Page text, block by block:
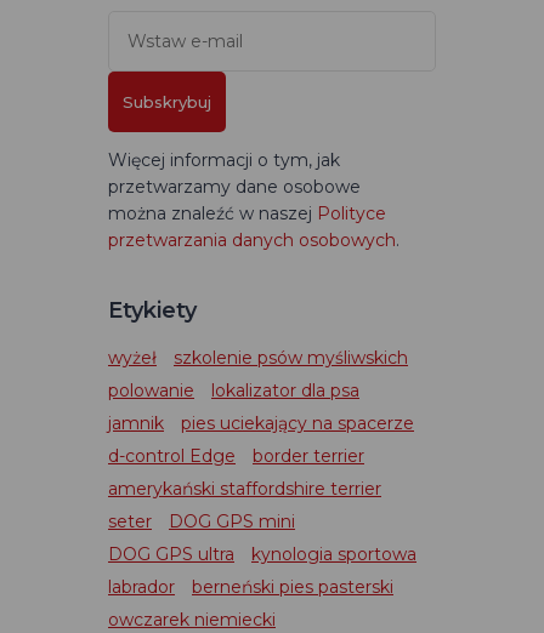
Subskrybuj
Więcej informacji o tym, jak
przetwarzamy dane osobowe
można znaleźć w naszej Polityce
przetwarzania danych osobowych.
Etykiety
wyżeł
szkolenie psów myśliwskich
polowanie
lokalizator dla psa
jamnik
pies uciekający na spacerze
d-control Edge
border terrier
amerykański staffordshire terrier
seter
DOG GPS mini
DOG GPS ultra
kynologia sportowa
labrador
berneński pies pasterski
owczarek niemiecki